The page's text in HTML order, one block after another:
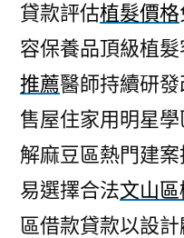
貸款評估植髮價格
容保養品頂級植
推薦醫師持續研
售屋住家用明星
解麻豆區熱門建
易選擇合法文山
區借款貸款以設